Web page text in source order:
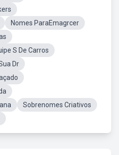
Nomes ParaEmagrcer
S De Carros
Dr
Sobrenomes Criativos